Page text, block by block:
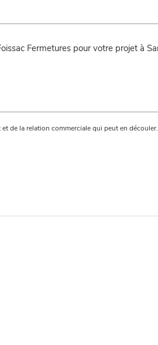
de la relation commerciale qui peut en découler.